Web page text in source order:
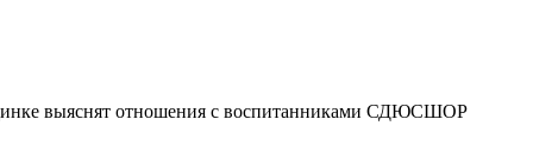
выяснят отношения с воспитанниками СДЮСШОР